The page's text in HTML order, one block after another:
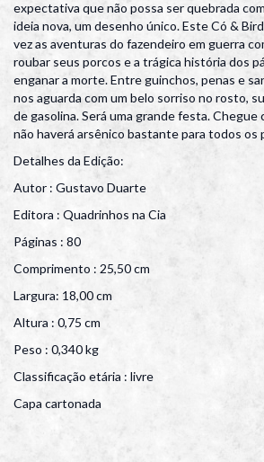
expectativa que não possa ser quebrada
ideia nova, um desenho único. Este Có &
vez as aventuras do fazendeiro em guerra
roubar seus porcos e a trágica história dos
enganar a morte. Entre guinchos, penas e
nos aguarda com um belo sorriso no rosto,
de gasolina. Será uma grande festa. Chegue
não haverá arsênico bastante para todos os
Detalhes da Edição:
Autor : Gustavo Duarte
Editora : Quadrinhos na Cia
Páginas : 80
Comprimento : 25,50 cm
Largura: 18,00 cm
Altura : 0,75 cm
Peso : 0,340 kg
Classificação etária : livre
Capa cartonada